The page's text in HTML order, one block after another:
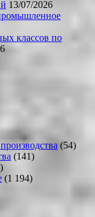
13/07/2026
классов по
(54)
(141)
(1 194)